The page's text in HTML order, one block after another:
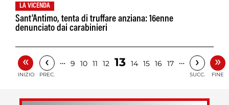
LA VICENDA
Sant'Antimo, tenta di truffare anziana: 16enne
denunciato dai carabinieri
«
INIZIO
‹
PREC.
… 9 10 11 12 13 14 15 16 17 … ›
SUCC.
»
FINE